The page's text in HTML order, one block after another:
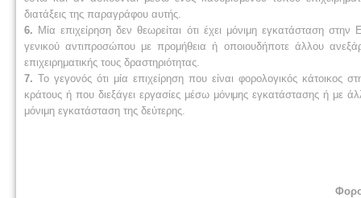
διατάξεις της παραγράφου αυτής.
6. Μία επιχείρηση δεν θεωρείται ότι έχει μόνιμη εγκατάσταση
γενικού αντιπροσώπου με προμήθεια ή οποιουδήποτε άλλου
επιχειρηματικής τους δραστηριότητας.
7. Το γεγονός ότι μία επιχείρηση που είναι φορολογικός κάτοικος
κράτους ή που διεξάγει εργασίες μέσω μόνιμης εγκατάστασης ή με
μόνιμη εγκατάσταση της δεύτερης.